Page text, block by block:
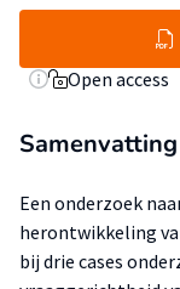
Open access
Samenvatting
Een onderzoek
herontwikkeling
bij drie cases